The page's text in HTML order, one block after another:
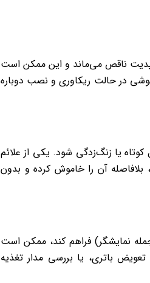
آپدیت ناقص می‌ماند و این ممکن است
در حالت ریکاوری و نصب دوباره
یا زنگ‌زدگی شود. یکی از علائم
آن را خاموش کرده و بدون
نمایشگر) فراهم کند، ممکن است
باتری، یا بررسی مدار تغذیه